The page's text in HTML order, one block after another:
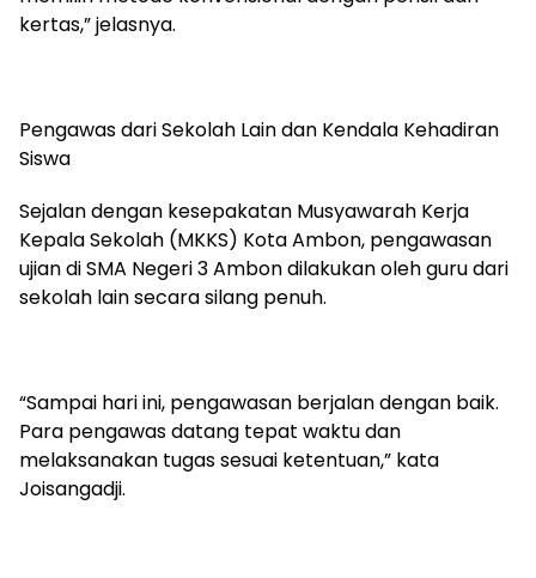
kertas,” jelasnya.
Pengawas dari Sekolah Lain dan Kendala Kehadiran
Siswa
Sejalan dengan kesepakatan Musyawarah Kerja
Kepala Sekolah (MKKS) Kota Ambon, pengawasan
ujian di SMA Negeri 3 Ambon dilakukan oleh guru dari
sekolah lain secara silang penuh.
“Sampai hari ini, pengawasan berjalan dengan baik.
Para pengawas datang tepat waktu dan
melaksanakan tugas sesuai ketentuan,” kata
Joisangadji.